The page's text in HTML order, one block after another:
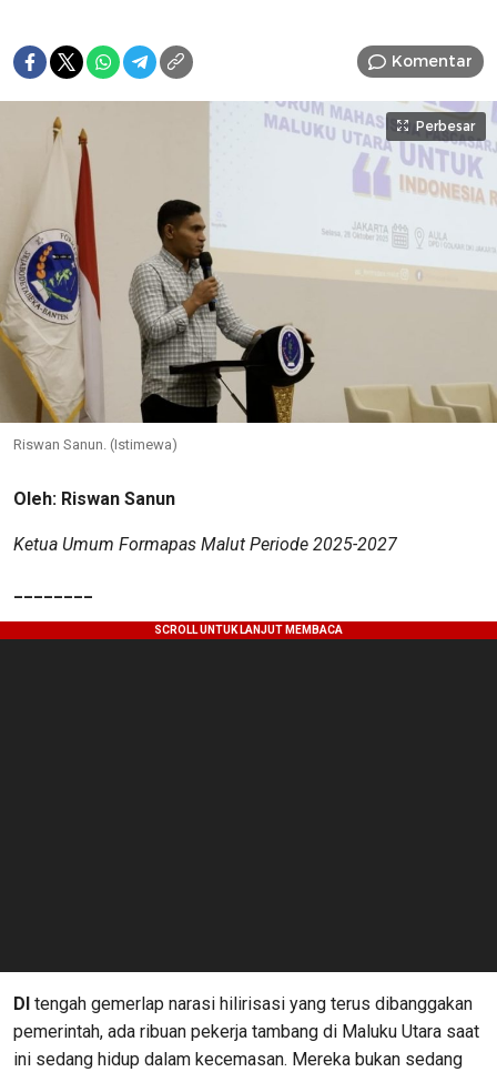
Komentar
Perbesar
Riswan Sanun. (Istimewa)
Oleh: Riswan Sanun
Ketua Umum Formapas Malut Periode 2025-2027
DI tengah gemerlap narasi hilirisasi yang terus dibanggakan
pemerintah, ada ribuan pekerja tambang di Maluku Utara saat
ini sedang hidup dalam kecemasan. Mereka bukan sedang